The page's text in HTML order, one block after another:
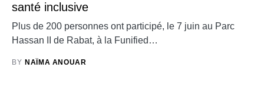
santé inclusive
Plus de 200 personnes ont participé, le 7 juin au Parc
Hassan II de Rabat, à la Funified…
BY NAÏMA ANOUAR